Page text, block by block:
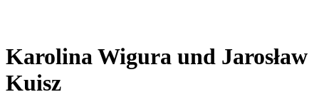
Karolina Wigura und Jarosław
Kuisz